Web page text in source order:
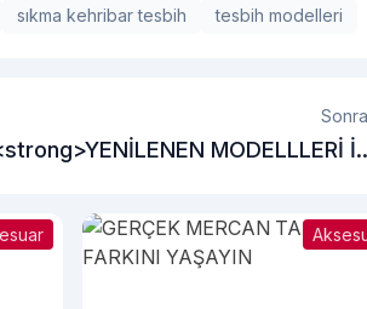
sıkma kehribar tesbih tesbih modelleri
MODELLLERİ